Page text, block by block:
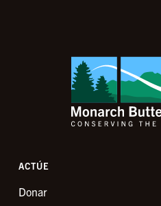
ACTÚE
Donar